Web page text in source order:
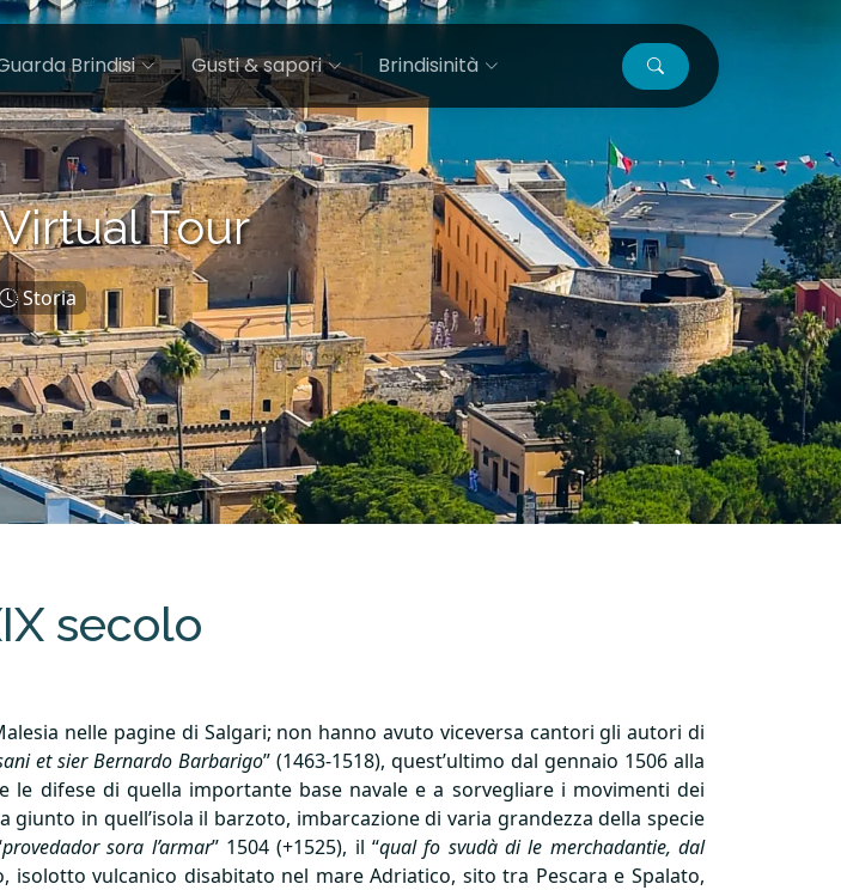
Brindisi Gusti & sapori Brindisinità
Tour
Storia
secolo
nelle pagine di Salgari; non hanno avuto viceversa cantori gli autori di
et sier Bernardo Barbarigo” (1463-1518), quest’ultimo dal gennaio 1506 alla
difese di quella importante base navale e a sorvegliare i movimenti dei
in quell’isola il barzoto, imbarcazione di varia grandezza della specie
provedador sora l’armar” 1504 (+1525), il “qual fo svudà di le merchadantie, dal
isolotto vulcanico disabitato nel mare Adriatico, sito tra Pescara e Spalato,